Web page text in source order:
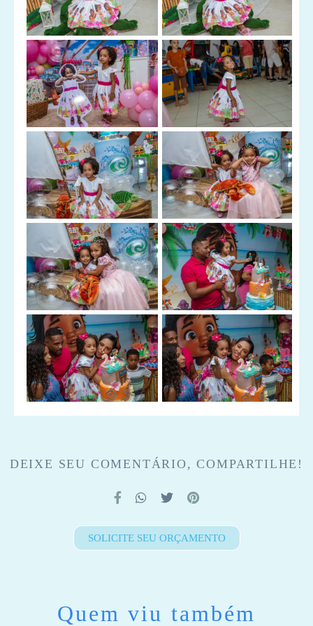
DEIXE SEU COMENTÁRIO, COMPARTILHE!
SOLICITE SEU ORÇAMENTO
Quem viu também